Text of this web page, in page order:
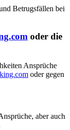
Betrugsfällen bei
oder die
Ansprüche
oder gegen
aber auch